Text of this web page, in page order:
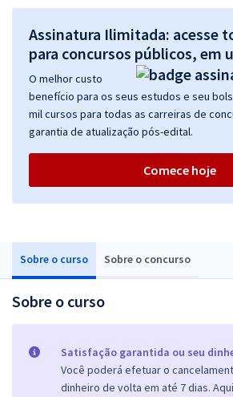
Sobre o curso Sobre o concurso
Sobre o curso
Satisfação garantida ou seu
Você poderá efetuar o
dinheiro de volta em até 7 dias.
Assinatura Ilimitada: acesse
para concursos públicos, em
O melhor custo
benefício para os seus estudos e seu
mil cursos para todas as carreiras de
garantia de atualização pós-edital.
Comece hoje